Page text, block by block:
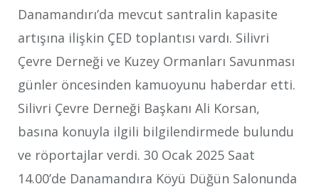
Danamandırı’da mevcut santralin kapasite
artışına ilişkin ÇED toplantısı vardı. Silivri
Çevre Derneği ve Kuzey Ormanları Savunması
günler öncesinden kamuoyunu haberdar etti.
Silivri Çevre Derneği Başkanı Ali Korsan,
basına konuyla ilgili bilgilendirmede bulundu
ve röportajlar verdi. 30 Ocak 2025 Saat
14.00’de Danamandıra Köyü Düğün Salonunda